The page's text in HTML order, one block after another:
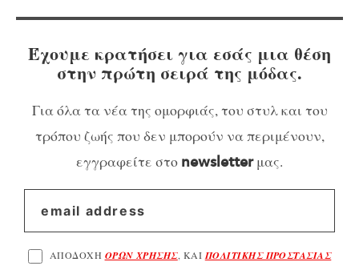
Έχουμε κρατήσει για εσάς μια θέση
στην πρώτη σειρά της μόδας.
Για όλα τα νέα της ομορφιάς, του στυλ και του
τρόπου ζωής που δεν μπορούν να περιμένουν,
εγγραφείτε στο newsletterμας.
ΑΠΟΔΟΧΗ ΟΡΩΝ ΧΡΗΣΗΣ, ΚΑΙ ΠΟΛΙΤΙΚΗΣ ΠΡΟΣΤΑΣΙΑΣ